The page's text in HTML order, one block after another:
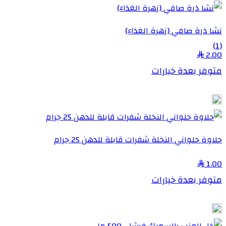
نشا ذرة صافي (زهرة الغذاء)
(1)
2.00
متوفر بعدة خيارات
حلاوة حلواني النخلة شفرات قابلة للدهن 25 جرام
1.00
متوفر بعدة خيارات